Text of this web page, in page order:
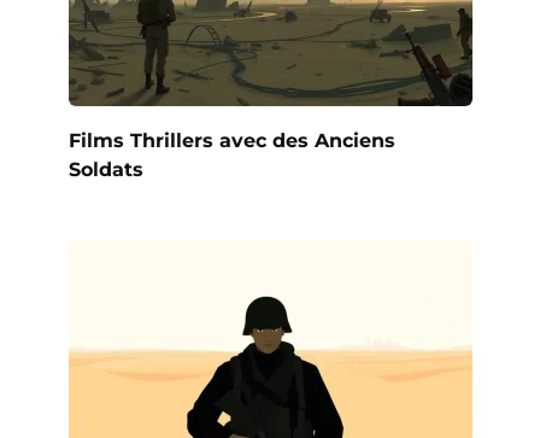
Films Thrillers avec des Anciens
Soldats